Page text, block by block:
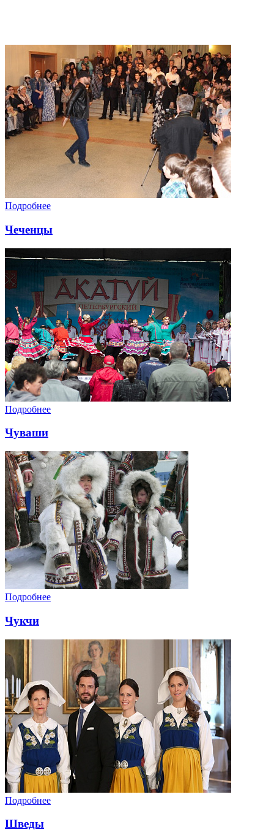
Подробнее
Чеченцы
Подробнее
Чуваши
Подробнее
Чукчи
Подробнее
Шведы